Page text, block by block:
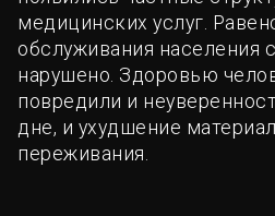
медицинских услуг.
обслуживания населения
нарушено. Здоровью
повредили и
дне, и ухудшение
переживания.